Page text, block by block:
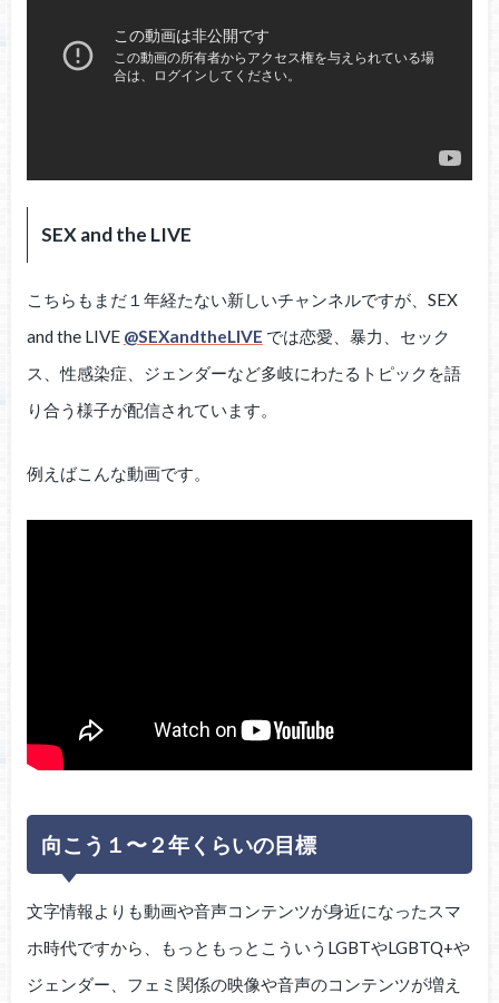
SEX and the LIVE
こちらもまだ１年経たない新しいチャンネルですが、SEX
and the LIVE @SEXandtheLIVE では恋愛、暴力、セック
ス、性感染症、ジェンダーなど多岐にわたるトピックを語
り合う様子が配信されています。
例えばこんな動画です。
向こう１〜２年くらいの目標
文字情報よりも動画や音声コンテンツが身近になったスマ
ホ時代ですから、もっともっとこういうLGBTやLGBTQ+や
ジェンダー、フェミ関係の映像や音声のコンテンツが増え